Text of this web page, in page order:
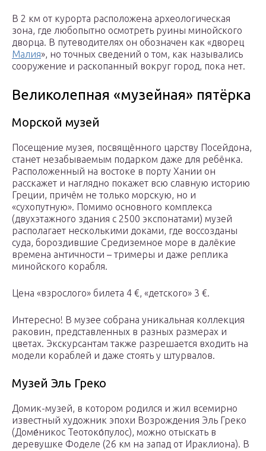
В 2 км от курорта расположена археологическая
зона, где любопытно осмотреть руины минойского
дворца. В путеводителях он обозначен как «дворец
Малия», но точных сведений о том, как назывались
сооружение и раскопанный вокруг город, пока нет.
Великолепная «музейная» пятёрка
Морской музей
Посещение музея, посвящённого царству Посейдона,
станет незабываемым подарком даже для ребёнка.
Расположенный на востоке в порту Хании он
расскажет и наглядно покажет всю славную историю
Греции, причём не только морскую, но и
«сухопутную». Помимо основного комплекса
(двухэтажного здания с 2500 экспонатами) музей
располагает несколькими доками, где воссозданы
суда, бороздившие Средиземное море в далёкие
времена античности – тримеры и даже реплика
минойского корабля.
Цена «взрослого» билета 4 €, «детского» 3 €.
Интересно! В музее собрана уникальная коллекция
раковин, представленных в разных размерах и
цветах. Экскурсантам также разрешается входить на
модели кораблей и даже стоять у штурвалов.
Музей Эль Греко
Домик-музей, в котором родился и жил всемирно
известный художник эпохи Возрождения Эль Греко
(Доме́никос Теотоко́пулос), можно отыскать в
деревушке Фоделе (26 км на запад от Ираклиона). В